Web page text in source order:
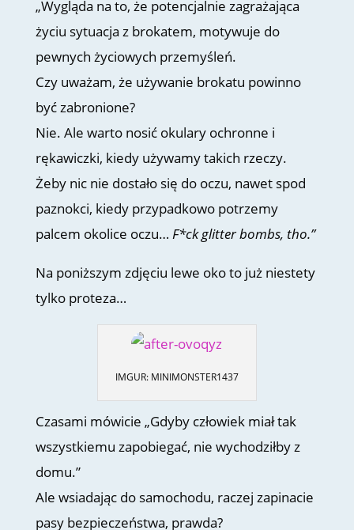
„Wygląda na to, że potencjalnie zagrażająca
życiu sytuacja z brokatem, motywuje do
pewnych życiowych przemyśleń.
Czy uważam, że używanie brokatu powinno
być zabronione?
Nie. Ale warto nosić okulary ochronne i
rękawiczki, kiedy używamy takich rzeczy.
Żeby nic nie dostało się do oczu, nawet spod
paznokci, kiedy przypadkowo potrzemy
palcem okolice oczu… F*ck glitter bombs, tho.”
Na poniższym zdjęciu lewe oko to już niestety
tylko proteza…
IMGUR: MINIMONSTER1437
Czasami mówicie „Gdyby człowiek miał tak
wszystkiemu zapobiegać, nie wychodziłby z
domu.”
Ale wsiadając do samochodu, raczej zapinacie
pasy bezpieczeństwa, prawda?